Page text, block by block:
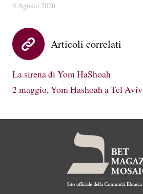
9 Agosto 2026
Articoli correlati
La sirena di Yom HaShoah
2 maggio, Yom Hashoah a Tel Aviv